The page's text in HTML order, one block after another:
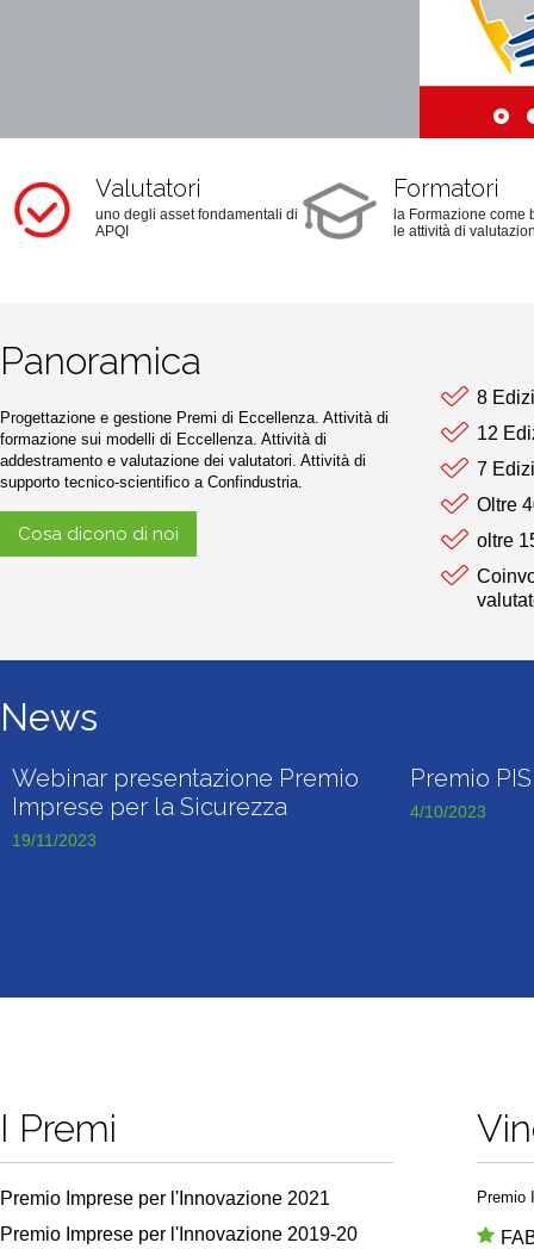
Valutatori
uno degli asset fondamentali di
APQI
Formatori
la Formazione come
le attività di
Panoramica
Progettazione e gestione Premi di Eccellenza. Attività di
formazione sui modelli di Eccellenza. Attività di
addestramento e valutazione dei valutatori. Attività di
supporto tecnico-scientifico a Confindustria.
Cosa dicono di noi
8
12
7
Oltre
oltre
News
Webinar presentazione Premio
Imprese per la Sicurezza
19/11/2023
Premio PIS
4/10/2023
I Premi
Premio Imprese per l'Innovazione 2021
Premio Imprese per l'Innovazione 2019-20
Premio